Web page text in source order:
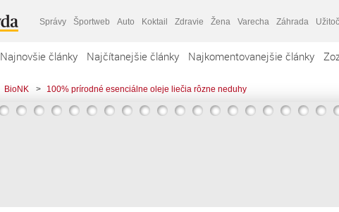
Správy Športweb Auto Koktail Zdravie Žena Varecha Záhrada
Najnovšie články Najčítanejšie články Najkomentovanejšie články
BioNK > 100% prírodné esenciálne oleje liečia rôzne neduhy